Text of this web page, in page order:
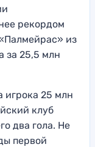
рекордом
из
за 25,5 млн
игрока 25 млн
клуб
два гола. Не
первой